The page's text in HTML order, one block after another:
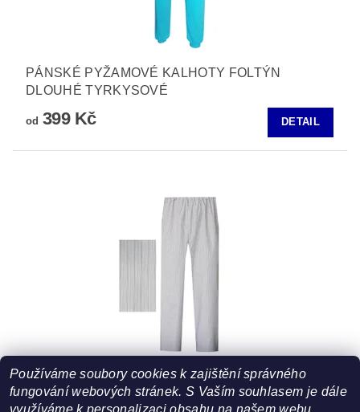
PÁNSKÉ PYŽAMOVÉ KALHOTY FOLTÝN
DLOUHÉ TYRKYSOVÉ
od 399 Kč DETAIL
PÁNSKÉ PYŽAMOVÉ KALHOTY POPELÍN
FOLTÝN DLOUHÉ PPKP04
Používáme soubory cookies k zajištění správného
fungování webových stránek. S Vaším souhlasem je dále
využíváme k personalizaci obsahu na našem webu.